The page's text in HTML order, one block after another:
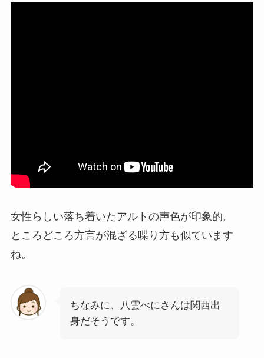
女性らしい落ち着いたアルトの声色が印象的。
ところどころ方言が混ざる喋り方も似ています
ね。
ちなみに、八雲べにさんは関西出
身だそうです。